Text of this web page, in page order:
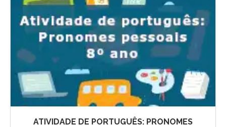
ATIVIDADE DE PORTUGUÊS: PRONOMES